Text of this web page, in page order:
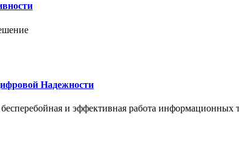
Надежности
и эффективная работа информационных